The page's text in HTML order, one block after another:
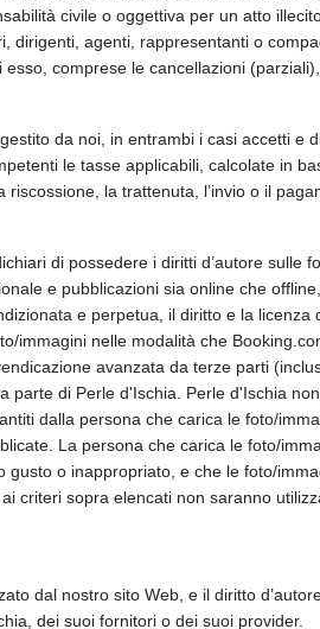
civile o oggettiva per un atto
dirigenti, agenti, rappresentanti o
comprese le cancellazioni
da noi, in entrambi i casi accetti e
le tasse applicabili, calcolate in
la trattenuta, l’invio o il
di possedere i diritti d’autore sulle
e pubblicazioni sia online che
e perpetua, il diritto e la licenza
immagini nelle modalità che
avanzata da terze parti
parte di Perle d'Ischia. Perle d'Ischia
dalla persona che carica le foto/
La persona che carica le foto/
o inappropriato, e che le foto/
criteri sopra elencati non saranno
dal nostro sito Web, e il diritto
dei suoi fornitori o dei suoi provider.